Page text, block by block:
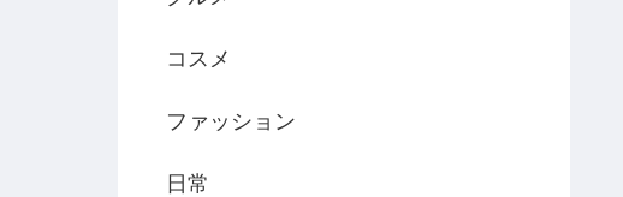
コスメ
ファッション
日常